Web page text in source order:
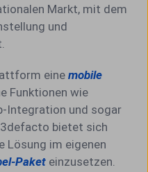
Markt, mit dem
und
eine mobile
Funktionen wie
Integration und sogar
3defacto bietet sich
Lösung im eigenen
Paket einzusetzen.